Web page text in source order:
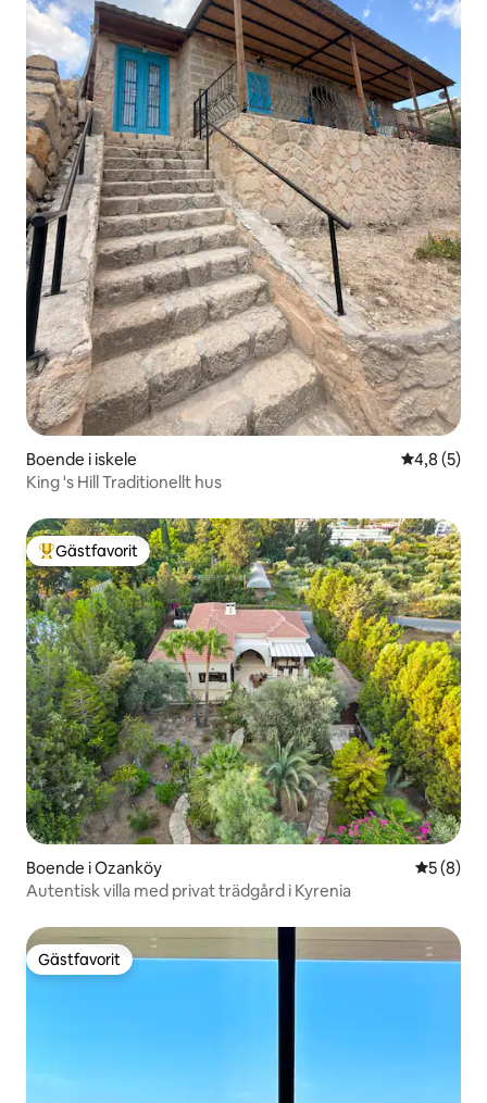
Boende i iskele 4,8 av 5 i
4,8 (5)
King 's Hill Traditionellt hus
Populär gästfavorit
Gästfavorit
Boende i Ozanköy 5 av 5 i
5 (8)
Autentisk villa med privat trädgård i Kyrenia
Gästfavorit
Gästfavorit